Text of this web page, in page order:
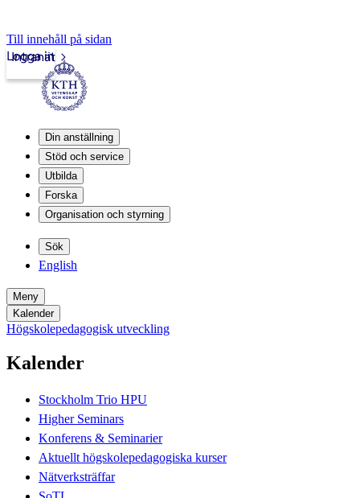
Till innehåll på sidan
Intranät
Logga in
Din anställning
Stöd och service
Utbilda
Forska
Organisation och styrning
Sök
English
Meny
Kalender
Högskolepedagogisk utveckling
Kalender
Stockholm Trio HPU
Higher Seminars
Konferens & Seminarier
Aktuellt högskolepedagogiska kurser
Nätverksträffar